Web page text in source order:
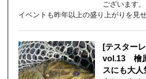
ございます
イベントも昨年以上の盛り上がりを見
[テスター
vol.13 檜
スにも大